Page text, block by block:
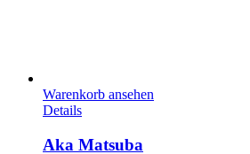
Warenkorb ansehen
Details
Aka Matsuba